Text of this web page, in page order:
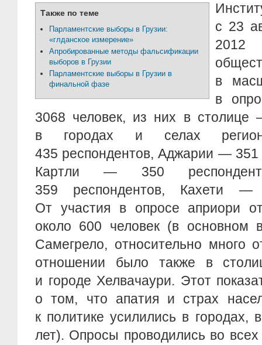
Также по теме
Парламентские выборы в Грузии:
«глданское измерение»
Апробированные методы фальсификации
выборов в Грузии
Парламентские выборы в Грузии в
финальной фазе
с 23
2012
в
в
3068 человек, из них в столице
в городах и селах
435 респондентов, Аджарии — 351
Картли — 350
359 респондентов, Кахети —
От участия в опросе априори
около 600 человек (в основном
Самегрело, относительно много
отношении было также в
и городе Хелвачаури. Этот
о том, что апатия и страх
к политике усилились в городах,
лет). Опросы проводились во